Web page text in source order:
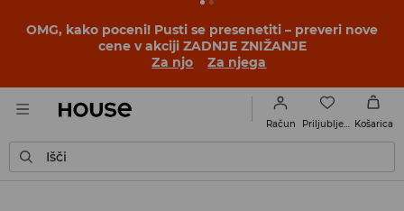
OMG, kako poceni! Pusti se presenetiti – preveri nove
cene v akciji ZADNJE ZNIŽANJE
Za njo
Za njega
Račun Košarica
Išči